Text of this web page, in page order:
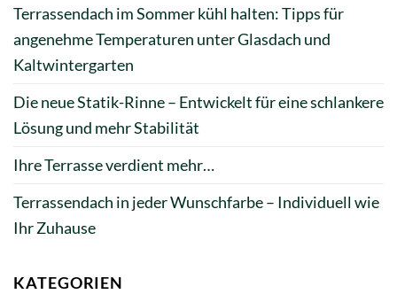
Terrassendach im Sommer kühl halten: Tipps für
angenehme Temperaturen unter Glasdach und
Kaltwintergarten
Die neue Statik-Rinne – Entwickelt für eine schlankere
Lösung und mehr Stabilität
Ihre Terrasse verdient mehr…
Terrassendach in jeder Wunschfarbe – Individuell wie
Ihr Zuhause
KATEGORIEN